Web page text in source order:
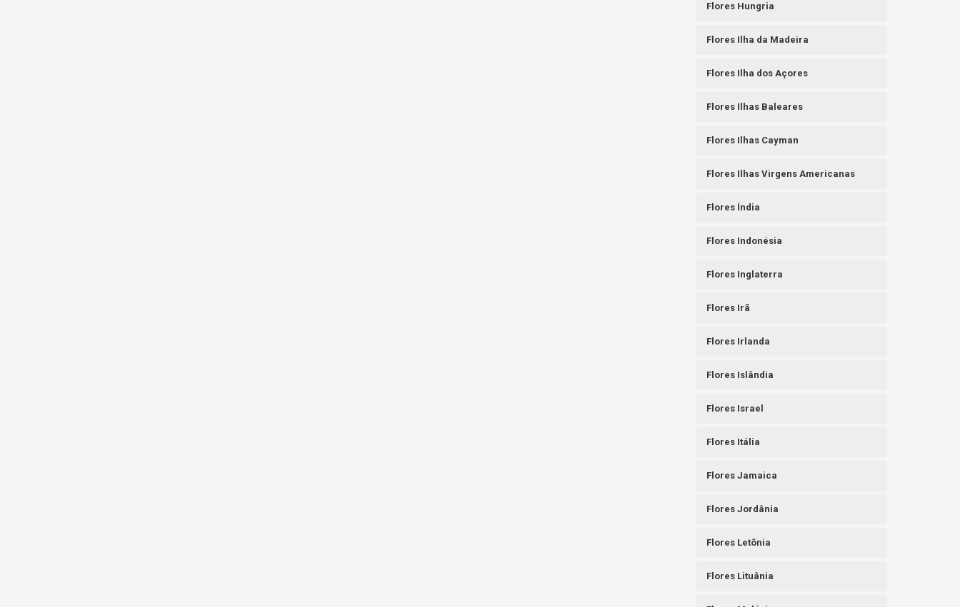
Flores Hungria
Flores Ilha da Madeira
Flores Ilha dos Açores
Flores Ilhas Baleares
Flores Ilhas Cayman
Flores Ilhas Virgens Americanas
Flores Índia
Flores Indonésia
Flores Inglaterra
Flores Irã
Flores Irlanda
Flores Islândia
Flores Israel
Flores Itália
Flores Jamaica
Flores Jordânia
Flores Letônia
Flores Lituânia